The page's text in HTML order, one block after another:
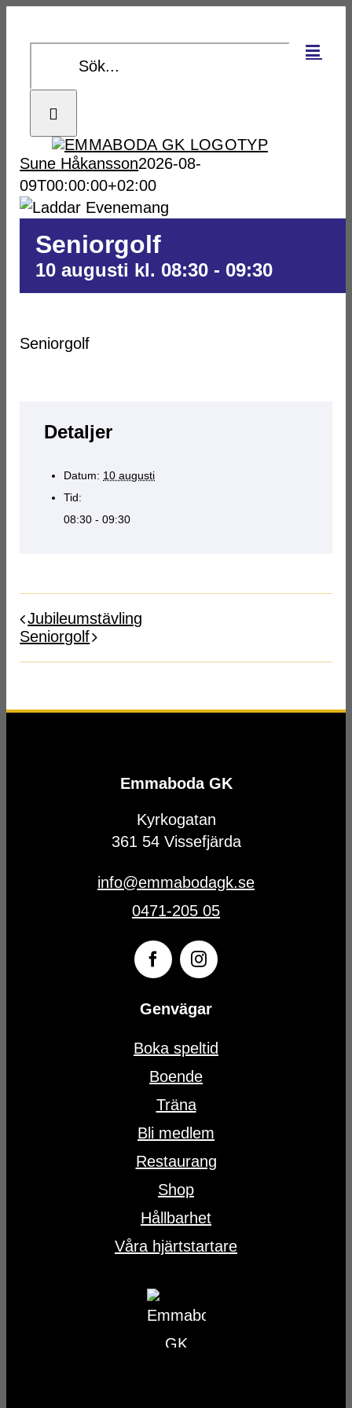
Sune Håkansson2026-08-
09T00:00:00+02:00
Seniorgolf
10 augusti kl. 08:30 - 09:30
Seniorgolf
Detaljer
Datum: 10 augusti
Tid:
08:30 - 09:30
Jubileumstävling
Seniorgolf
Emmaboda GK
Kyrkogatan
361 54 Vissefjärda
info@emmabodagk.se
0471-205 05
Genvägar
Boka speltid
Boende
Träna
Bli medlem
Restaurang
Shop
Hållbarhet
Våra hjärtstartare